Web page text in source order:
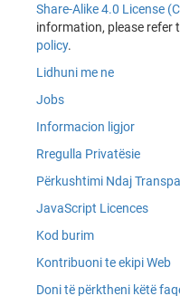
Share-Alike 4.0 License
information, please refer
policy.
Lidhuni me ne
Jobs
Informacion ligjor
Rregulla Privatësie
Përkushtimi Ndaj
JavaScript Licences
Kod burim
Kontribuoni te ekipi Web
Doni të përktheni këtë